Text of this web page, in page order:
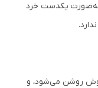
به‌صورت یکدست خرد
روشن می‌شود، و